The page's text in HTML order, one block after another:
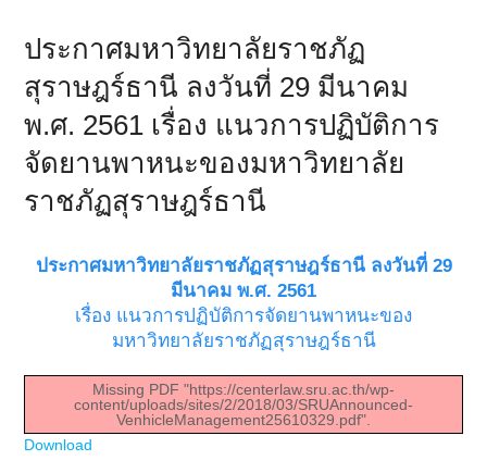
ประกาศมหาวิทยาลัยราชภัฏ
สุราษฎร์ธานี ลงวันที่ 29 มีนาคม
พ.ศ. 2561 เรื่อง แนวการปฏิบัติการ
จัดยานพาหนะของมหาวิทยาลัย
ราชภัฏสุราษฎร์ธานี
ประกาศมหาวิทยาลัยราชภัฏสุราษฎร์ธานี ลงวันที่ 29
มีนาคม พ.ศ. 2561
เรื่อง แนวการปฏิบัติการจัดยานพาหนะของ
มหาวิทยาลัยราชภัฏสุราษฎร์ธานี
Missing PDF "https://centerlaw.sru.ac.th/wp-
content/uploads/sites/2/2018/03/SRUAnnounced-
VenhicleManagement25610329.pdf".
Download